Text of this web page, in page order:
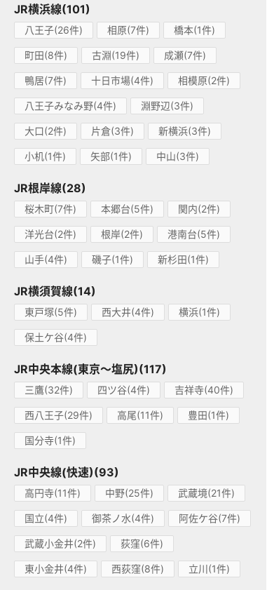
JR横浜線(101)
八王子(26件) 相原(7件) 橋本(1件)
町田(8件) 古淵(19件) 成瀬(7件)
鴨居(7件) 十日市場(4件) 相模原(2件)
八王子みなみ野(4件) 淵野辺(3件)
大口(2件) 片倉(3件) 新横浜(3件)
小机(1件) 矢部(1件) 中山(3件)
JR根岸線(28)
桜木町(7件) 本郷台(5件) 関内(2件)
洋光台(2件) 根岸(2件) 港南台(5件)
山手(4件) 磯子(1件) 新杉田(1件)
JR横須賀線(14)
東戸塚(5件) 西大井(4件) 横浜(1件)
保土ケ谷(4件)
JR中央本線(東京～塩尻)(117)
三鷹(32件) 四ツ谷(4件) 吉祥寺(40件)
西八王子(29件) 高尾(11件) 豊田(1件)
国分寺(1件)
JR中央線(快速)(93)
高円寺(11件) 中野(25件) 武蔵境(21件)
国立(4件) 御茶ノ水(4件) 阿佐ケ谷(7件)
武蔵小金井(2件) 荻窪(6件)
東小金井(4件) 西荻窪(8件) 立川(1件)